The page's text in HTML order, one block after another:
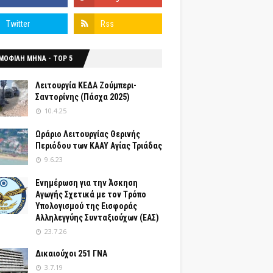
ΜΗΝΑ - TOP 5
Λειτουργία ΚΕΔΑ Ζούμπερι-
Σαντορίνης (Πάσχα 2025)
10.4.25
Ωράριο Λειτουργίας Θερινής
Περιόδου των ΚΑΑΥ Αγίας Τριάδας
9.6.23
Ενημέρωση για την Άσκηση
Αγωγής Σχετικά με τον Tρόπο
Yπολογισμού της Εισφοράς
Αλληλεγγύης Συνταξιούχων (ΕΑΣ)
23.7.26
Δικαιούχοι 251 ΓΝΑ
3.7.19